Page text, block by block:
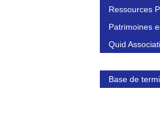
Ressources
Patrimoines
Quid
Base de